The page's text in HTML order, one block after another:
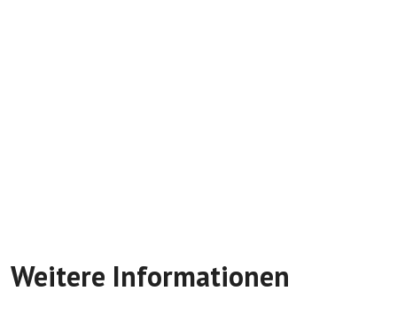
Weitere Informationen